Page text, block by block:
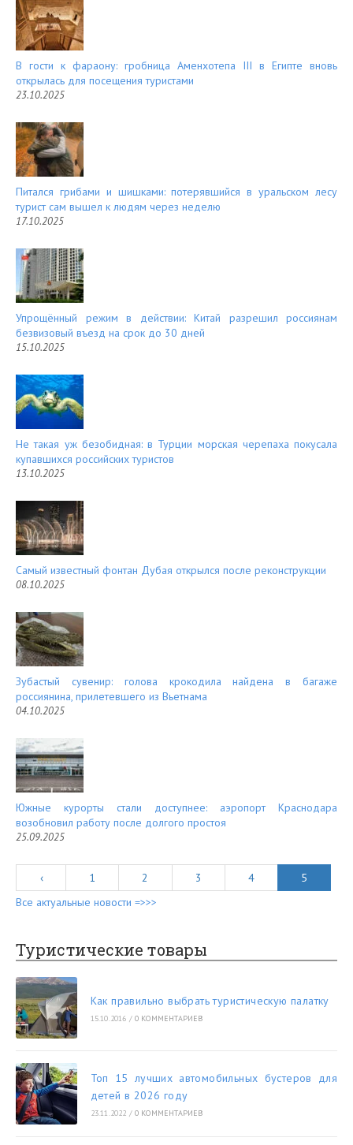
В гости к фараону: гробница Аменхотепа III в Египте вновь
открылась для посещения туристами
23.10.2025
Питался грибами и шишками: потерявшийся в уральском лесу
турист сам вышел к людям через неделю
17.10.2025
Упрощённый режим в действии: Китай разрешил россиянам
безвизовый въезд на срок до 30 дней
15.10.2025
Не такая уж безобидная: в Турции морская черепаха покусала
купавшихся российских туристов
13.10.2025
Самый известный фонтан Дубая открылся после реконструкции
08.10.2025
Зубастый сувенир: голова крокодила найдена в багаже
россиянина, прилетевшего из Вьетнама
04.10.2025
Южные курорты стали доступнее: аэропорт Краснодара
возобновил работу после долгого простоя
25.09.2025
‹ 1 2 3 4
5
Все актуальные новости =>>>
Туристические товары
Как правильно выбрать туристическую палатку
15.10.2016 / 0 КОММЕНТАРИЕВ
Топ 15 лучших автомобильных бустеров для
детей в 2026 году
23.11.2022 / 0 КОММЕНТАРИЕВ